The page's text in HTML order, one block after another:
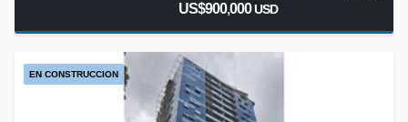
US$900,000USD
EN CONSTRUCCION